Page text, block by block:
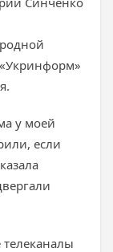
у моей
если